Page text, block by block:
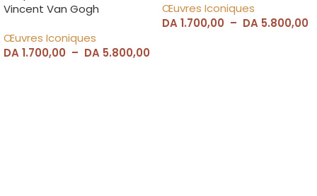
Vincent Van Gogh
Œuvres Iconiques
DA1.700,00 – DA 5.800,00
Œuvres Iconiques
DA1.700,00 – DA 5.800,00